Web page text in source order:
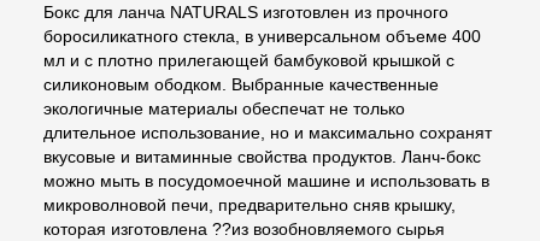
Бокс для ланча NATURALS изготовлен из прочного
боросиликатного стекла, в универсальном объеме 400
мл и с плотно прилегающей бамбуковой крышкой с
силиконовым ободком. Выбранные качественные
экологичные материалы обеспечат не только
длительное использование, но и максимально сохранят
вкусовые и витаминные свойства продуктов. Ланч-бокс
можно мыть в посудомоечной машине и использовать в
микроволновой печи, предварительно сняв крышку,
которая изготовлена ??из возобновляемого сырья